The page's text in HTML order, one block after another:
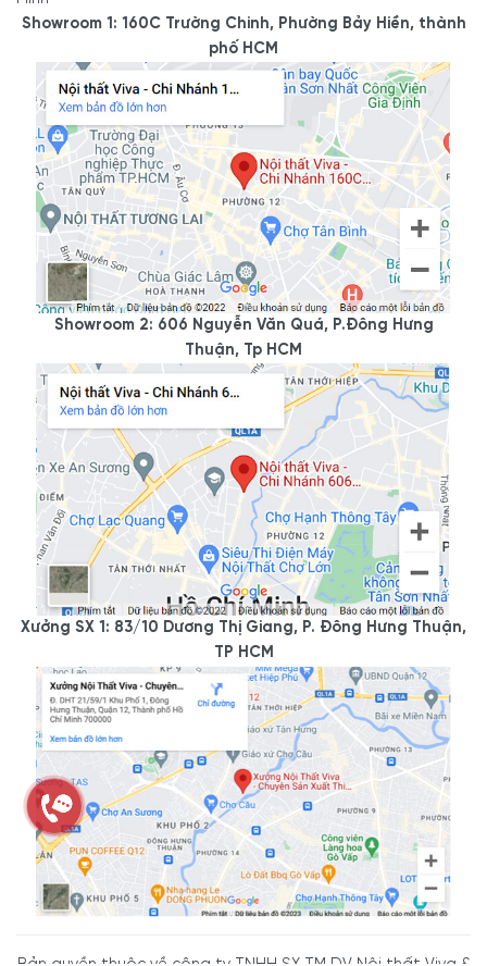
Showroom 1: 160C Trường Chinh, Phường Bảy Hiền, thành
phố HCM
Showroom 2: 606 Nguyễn Văn Quá, P.Đông Hưng
Thuận, Tp HCM
Xưởng SX 1: 83/10 Dương Thị Giang, P. Đông Hưng Thuận,
TP HCM